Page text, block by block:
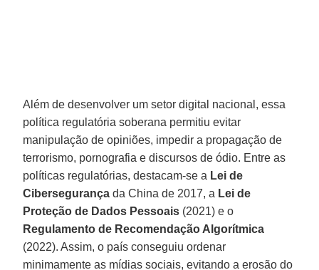
Além de desenvolver um setor digital nacional, essa
política regulatória soberana permitiu evitar
manipulação de opiniões, impedir a propagação de
terrorismo, pornografia e discursos de ódio. Entre as
políticas regulatórias, destacam-se a Lei de
Cibersegurança da China de 2017, a Lei de
Proteção de Dados Pessoais (2021) e o
Regulamento de Recomendação Algorítmica
(2022). Assim, o país conseguiu ordenar
minimamente as mídias sociais, evitando a erosão do